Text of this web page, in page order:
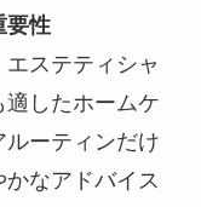
要性
ステティシャ
したホームケ
ーティンだけ
なアドバイス